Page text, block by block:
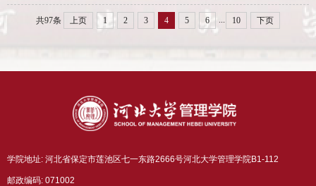
共97条 上页 1 2 3 4 5 6 10 下页
学院地址: 河北省保定市莲池区七一东路2666号河北大学管理学院B1-112
邮政编码: 071002